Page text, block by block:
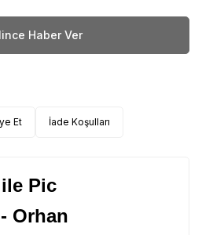
Haber Ver
Et İade Koşulları
Pic
Orhan